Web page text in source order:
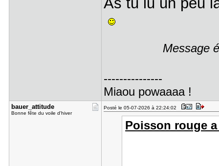
Message
---------------
Miaou powaaaa !
bauer_atti​tude
Bonne fête du voile d'hiver
Posté le 05-07-2026 à 22:24:02
Poisson rouge